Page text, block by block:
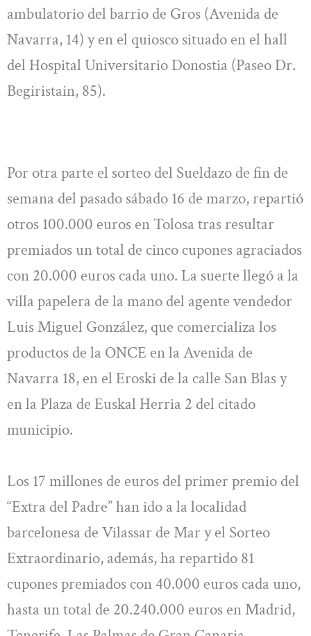
ambulatorio del barrio de Gros (Avenida de
Navarra, 14) y en el quiosco situado en el hall
del Hospital Universitario Donostia (Paseo Dr.
Begiristain, 85).
Por otra parte el sorteo del Sueldazo de fin de
semana del pasado sábado 16 de marzo, repartió
otros 100.000 euros en Tolosa tras resultar
premiados un total de cinco cupones agraciados
con 20.000 euros cada uno. La suerte llegó a la
villa papelera de la mano del agente vendedor
Luis Miguel González, que comercializa los
productos de la ONCE en la Avenida de
Navarra 18, en el Eroski de la calle San Blas y
en la Plaza de Euskal Herria 2 del citado
municipio.
Los 17 millones de euros del primer premio del
“Extra del Padre” han ido a la localidad
barcelonesa de Vilassar de Mar y el Sorteo
Extraordinario, además, ha repartido 81
cupones premiados con 40.000 euros cada uno,
hasta un total de 20.240.000 euros en Madrid,